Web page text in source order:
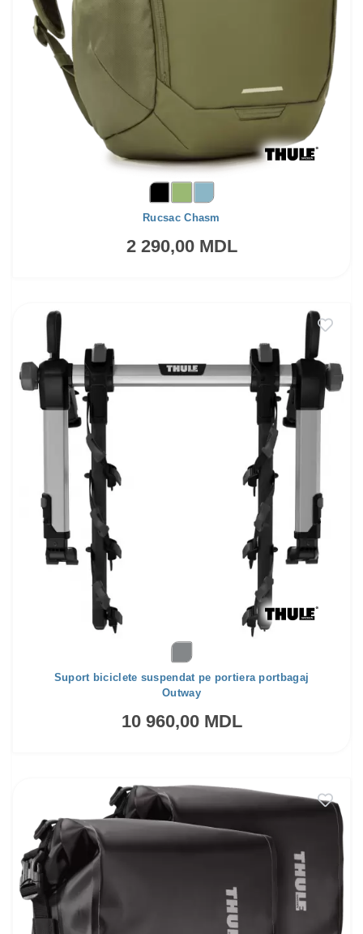
Rucsac Chasm
2 290,00 MDL
Suport biciclete suspendat pe portiera portbagaj
Outway
10 960,00 MDL